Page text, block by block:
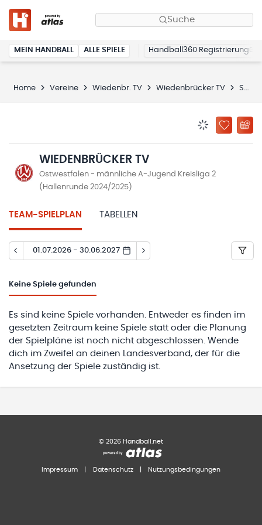
Suche
MEIN HANDBALL ALLE SPIELE Handball360 Registrierung
Home Vereine Wiedenbr. TV Wiedenbrücker TV Spielplan
ZU
WIEDENBRÜCKER TV
Ostwestfalen - männliche A-Jugend Kreisliga 2
(Hallenrunde 2024/2025)
TEAM-SPIELPLAN TABELLEN
01.07.2026 - 30.06.2027
Keine Spiele gefunden
Es sind keine Spiele vorhanden. Entweder es finden im
gesetzten Zeitraum keine Spiele statt oder die Planung
der Spielpläne ist noch nicht abgeschlossen. Wende
dich im Zweifel an deinen Landesverband, der für die
Ansetzung der Spiele zuständig ist.
© 2026 Handball.net
Impressum Datenschutz Nutzungsbedingungen